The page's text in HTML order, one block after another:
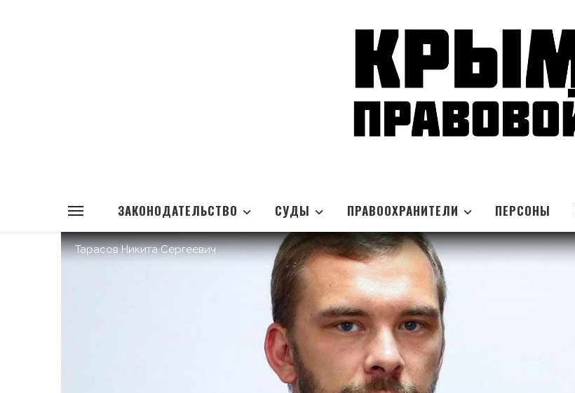
ЗАКОНОДАТЕЛЬСТВО СУДЫ ПРАВООХРАНИТЕЛИ ПЕРСОНЫ
Тарасов Никита Сергеевич